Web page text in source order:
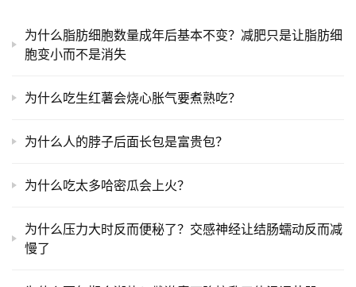
为什么脂肪细胞数量成年后基本不变？减肥只是让脂肪细
胞变小而不是消失
为什么吃生红薯会烧心胀气要煮熟吃？
为什么人的脖子后面长包是富贵包？
为什么吃太多哈密瓜会上火？
为什么压力大时反而便秘了？交感神经让结肠蠕动反而减
慢了